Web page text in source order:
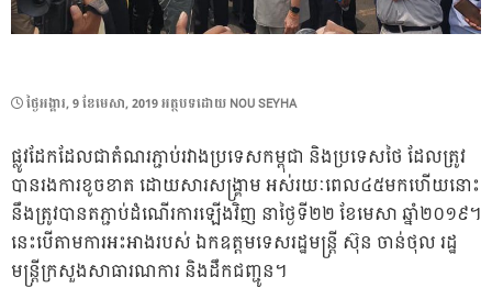
POSTED
ថ្ងៃ​អង្គារ, 9 ខែ​មេសា, 2019អត្ថបទដោយ NOU SEYHA
ផ្លូវដែកដែលជាតំណរភ្ជាប់រវាងប្រទេសកម្ពុជា និងប្រទេសថៃ ដែលត្រូវ
បានរងការខូចខាត ដោយសារសង្គ្រាម អស់រយៈពេល៤៥មកហេីយនោះ
នឹងត្រូវបានតភ្ជាប់ដំណើរការឡើងវិញ នាថ្ងៃទី២២ ខែមេសា ឆ្នាំ២០១៩។
នេះបេីតាមការអះអាងរបស់ ឯកឧត្តមទេសរដ្ឋមន្ត្រី ស៊ុន ចាន់ថុល រដ្ឋ
មន្ត្រីក្រសួងសាធារណការ និងដឹកជញ្ជូន។